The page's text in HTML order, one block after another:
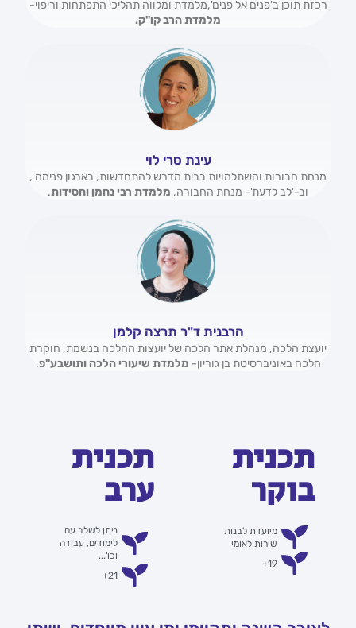
רכזת תוכן ב'פנים אל פנים',מלמדת ומלווה תהליכי התפתחות וריפוי-
מלמדת הרב קו"ק.
עינת סרי לוי
מנחת חבורות והשתלמויות בבית מדרש להתחדשות, בארגון פנימה ,
וב-'לב לדעת'- מנחת החבורה, מלמדת רבי נחמן וחסידות.
הרבנית ד"ר תרצה קלמן
יועצת הלכה, מנהלת אתר הלכה של יועצות ההלכה בנשמת, חוקרת
הלכה באוניברסיטת בן גוריון- מלמדת שיעורי הלכה ותושבע"פ.
תכנית
בוקר
מיועדת לבנות
שירות לאומי
19+
תכנית
ערב
ניתן לשלב עם
לימודים, עבודה
וכו'...
21+